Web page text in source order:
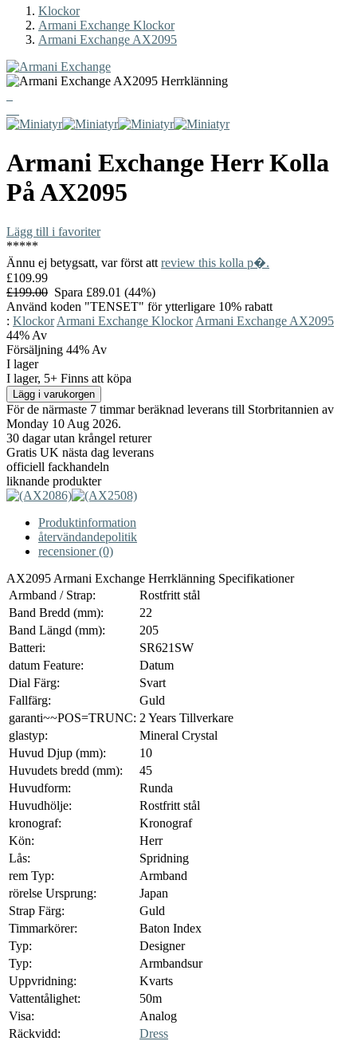
Klockor
Armani Exchange Klockor
Armani Exchange AX2095
Armani Exchange Herr Kolla
PåAX2095
Lägg till i favoriter
*****
Ännu ej betygsatt, var först att review this kolla p�.
£109.99
£199.00 Spara £89.01 (44%)
Använd koden "TENSET" för ytterligare 10% rabatt
: Klockor Armani Exchange Klockor Armani Exchange AX2095
44% Av
Försäljning 44% Av
I lager
I lager, 5+ Finns att köpa
För de närmaste 7 timmar beräknad leverans till Storbritannien av
Monday 10 Aug 2026.
30 dagar utan krångel returer
Gratis UK nästa dag leverans
officiell fackhandeln
liknande produkter
Produktinformation
återvändandepolitik
recensioner (0)
AX2095 Armani Exchange Herrklänning Specifikationer
Armband / Strap:
Rostfritt stål
Band Bredd (mm):
22
Band Längd (mm):
205
Batteri:
SR621SW
datum Feature:
Datum
Dial Färg:
Svart
Fallfärg:
Guld
garanti~~POS=TRUNC: 2 Years Tillverkare
glastyp:
Mineral Crystal
Huvud Djup (mm):
10
Huvudets bredd (mm):
45
Huvudform:
Runda
Huvudhölje:
Rostfritt stål
kronograf:
Kronograf
Kön:
Herr
Lås:
Spridning
rem Typ:
Armband
rörelse Ursprung:
Japan
Strap Färg:
Guld
Timmarkörer:
Baton Index
Typ:
Designer
Typ:
Armbandsur
Uppvridning:
Kvarts
Vattentålighet:
50m
Visa:
Analog
Räckvidd:
Dress